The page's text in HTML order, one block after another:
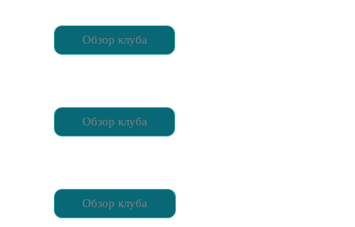
Обзор клуба
Обзор клуба
Обзор клуба